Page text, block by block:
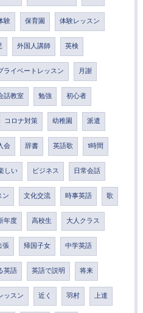
験 保育園 体験レッスン
外国人講師 英検
ライベートレッスン 月謝
話教室 勉強 初心者
コロナ対策 幼稚園 派遣
会 辞書 英語歌 1時間
しい ビジネス 日常会話
ン 文化交流 時事英語 歌
年度 高校生 大人クラス
張 帰国子女 中学英語
英語 英語で説明 将来
ッスン 近く 羽村 上達